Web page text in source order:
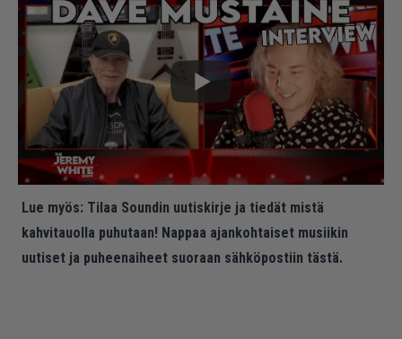
Lue myös: Tilaa Soundin uutiskirje ja tiedät mistä
kahvitauolla puhutaan! Nappaa ajankohtaiset musiikin
uutiset ja puheenaiheet suoraan sähköpostiin tästä.